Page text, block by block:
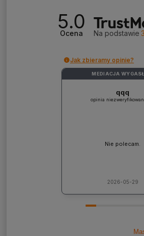
5.0
Ocena Na podstawie
Jak zbieramy opinie?
MEDIACJA
qqq
opinia
Nie polecam.
2026-05-29